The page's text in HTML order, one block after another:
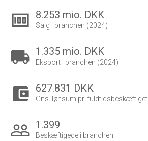
money 8.253 mio. DKK
Salg i branchen (2024)
local_shipping 1.335 mio. DKK
Eksport i branchen (2024)
account_balance_wallet 627.831 DKK
Gns. lønsum pr. fuldtidsbeskæftiget
people_outline 1.399
Beskæftigede i branchen